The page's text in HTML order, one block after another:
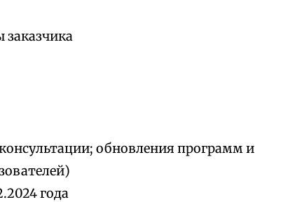
обновления программ и
года